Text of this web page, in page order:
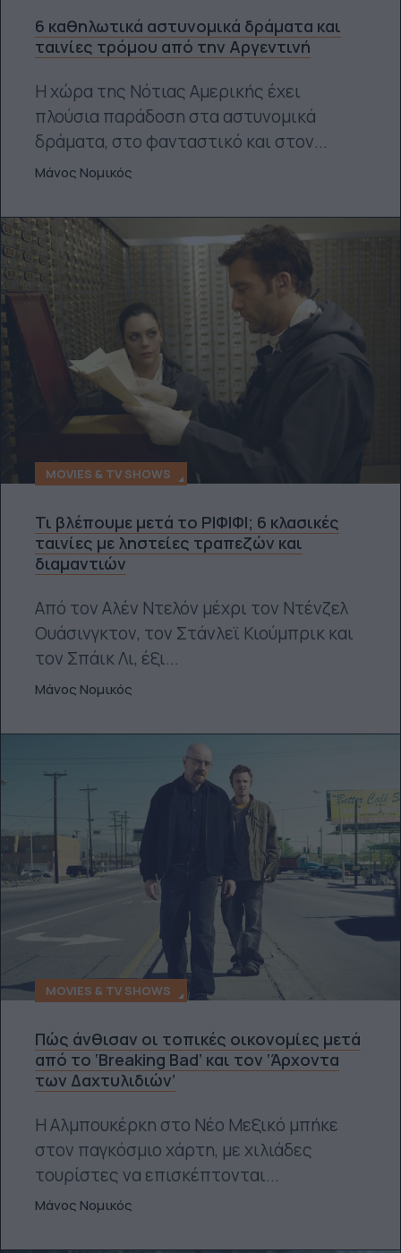
6 καθηλωτικά αστυνομικά δράματα και
ταινίες τρόμου από την Αργεντινή
Η χώρα της Νότιας Αμερικής έχει
πλούσια παράδοση στα αστυνομικά
δράματα, στο φανταστικό και στον...
Μάνος Νομικός
MOVIES & TV SHOWS
Τι βλέπουμε μετά το ΡΙΦΙΦΙ; 6 κλασικές
ταινίες με ληστείες τραπεζών και
διαμαντιών
Από τον Αλέν Ντελόν μέχρι τον Ντένζελ
Ουάσινγκτον, τον Στάνλεϊ Κιούμπρικ και
τον Σπάικ Λι, έξι...
Μάνος Νομικός
MOVIES & TV SHOWS
Πώς άνθισαν οι τοπικές οικονομίες μετά
από το ‘Breaking Bad’ και τον ‘Άρχοντα
των Δαχτυλιδιών’
Η Αλμπουκέρκη στο Νέο Μεξικό μπήκε
στον παγκόσμιο χάρτη, με χιλιάδες
τουρίστες να επισκέπτονται...
Μάνος Νομικός